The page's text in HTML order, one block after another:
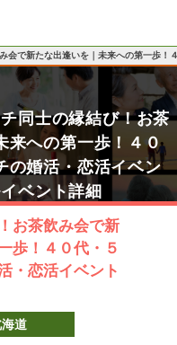
会で新たな出逢いを｜未来への第一歩！
同士の縁結び！お茶
来への第一歩！４０
の婚活・恋活イベン
ベント詳細
お茶飲み会で新
歩！４０代・５
・恋活イベント
道